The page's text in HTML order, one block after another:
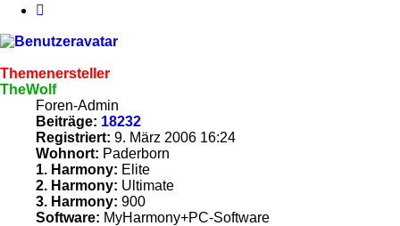
Themenersteller
TheWolf
Foren-Admin
Beiträge: 18232
Registriert: 9. März 2006 16:24
Wohnort: Paderborn
1. Harmony: Elite
2. Harmony: Ultimate
3. Harmony: 900
Software: MyHarmony+PC-Software